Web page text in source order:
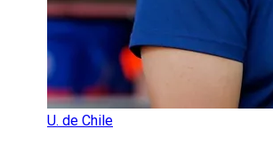
U. de Chile